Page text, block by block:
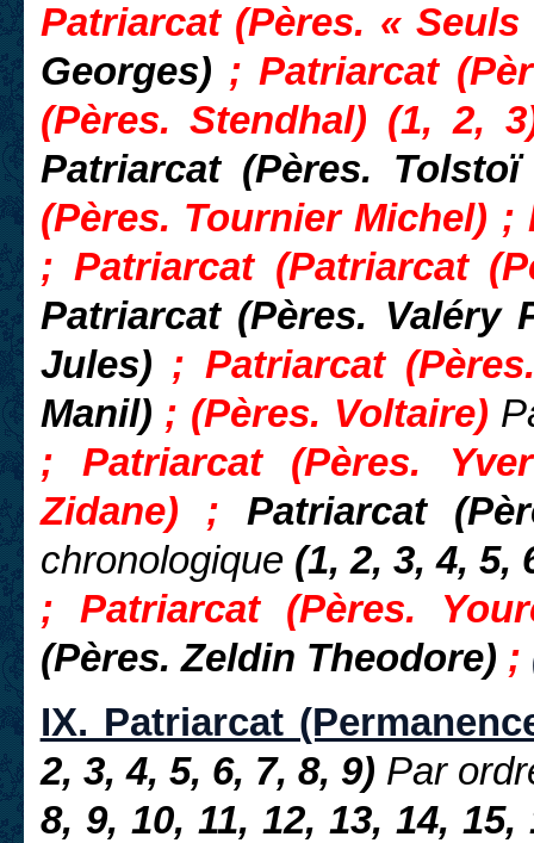
Patriarcat (Pères. «
Georges) ; Patriarcat
(Pères. Stendhal) (1, 2,
Patriarcat (Pères.
(Pères. Tournier Michel)
; Patriarcat (Patriarcat
Patriarcat (Pères. Valéry
Jules) ; Patriarcat
Manil) ; (Pères. Voltaire)
; Patriarcat (Pères.
Zidane) ; Patriarcat
chronologique(1, 2, 3, 4, 5,
; Patriarcat (Pères.
(Pères. Zeldin Theodore) ;
IX. Patriarcat
2, 3, 4, 5, 6, 7, 8, 9) Par
8, 9, 10, 11, 12, 13, 14,